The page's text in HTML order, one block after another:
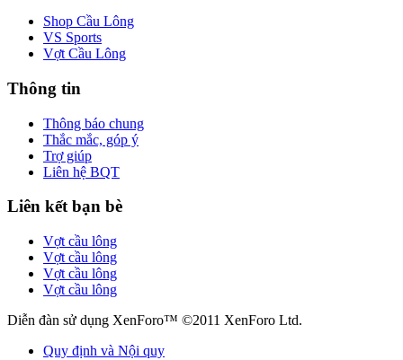
Shop Cầu Lông
VS Sports
Vợt Cầu Lông
Thông tin
Thông báo chung
Thắc mắc, góp ý
Trợ giúp
Liên hệ BQT
Liên kết bạn bè
Vợt cầu lông
Vợt cầu lông
Vợt cầu lông
Vợt cầu lông
Diễn đàn sử dụng XenForo™ ©2011 XenForo Ltd.
Quy định và Nội quy